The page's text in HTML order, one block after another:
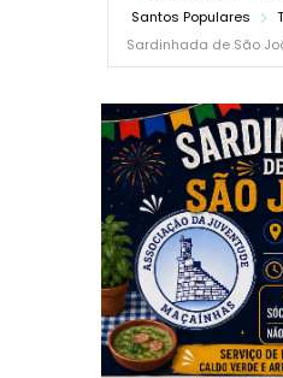
Santos Populares
Sardinhada de São